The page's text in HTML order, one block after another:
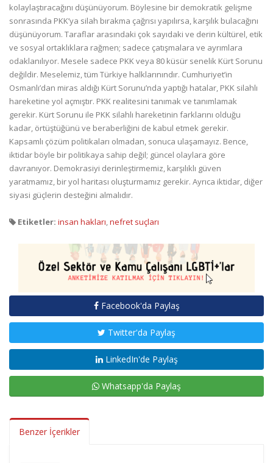
kolaylaştıracağını düşünüyorum. Böylesine bir demokratik gelişme
sonrasında PKK’ya silah bırakma çağrısı yapılırsa, karşılık bulacağını
düşünüyorum. Taraflar arasındaki çok sayıdaki ve derin kültürel, etik
ve sosyal ortaklıklara rağmen; sadece çatışmalara ve ayrımlara
odaklanılıyor. Mesele sadece PKK veya 80 küsür senelik Kürt Sorunu
değildir. Meselemiz, tüm Türkiye halklarınındır. Cumhuriyet’in
Osmanlı’dan miras aldığı Kürt Sorunu’nda yaptığı hatalar, PKK silahlı
hareketine yol açmıştır. PKK realitesini tanımak ve tanımlamak
gerekir. Kürt Sorunu ile PKK silahlı hareketinin farklarını olduğu
kadar, örtüştüğünü ve beraberliğini de kabul etmek gerekir.
Kapsamlı çözüm politikaları olmadan, sonuca ulaşamayız. Bence,
iktidar böyle bir politikaya sahip değil; güncel olaylara göre
davranıyor. Demokrasiyi derinleştirmemiz, karşılıklı güven
yaratmamız, bir yol haritası oluşturmamız gerekir. Ayrıca iktidar, diğer
siyasi güçlerin desteğini almalıdır.
Etiketler: insan hakları nefret suçları
Facebook'da Paylaş
Twitter'da Paylaş
LinkedIn'de Paylaş
Whatsapp'da Paylaş
Benzer İçerikler